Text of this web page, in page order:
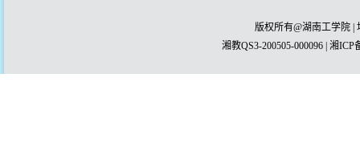
版权所有@湖南工学院 |
湘教QS3-200505-000096 | 湘